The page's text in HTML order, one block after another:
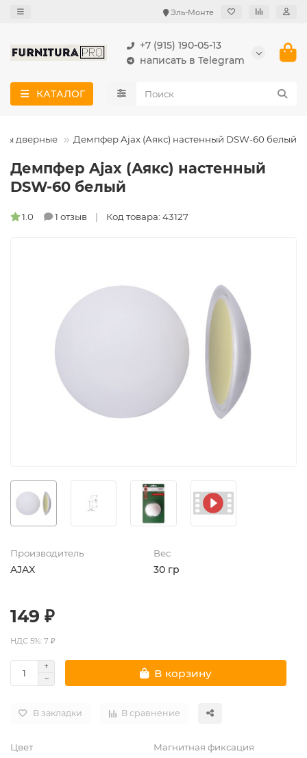
Эль-Монте
+7 (915) 190-05-13
написать в Telegram
КАТАЛОГ
дверные Демпфер Ajax (Аякс) настенный DSW-60 белый
Демпфер Ajax (Аякс) настенный
DSW-60 белый
1.0 1 отзыв Код товара: 43127
Производитель
AJAX
Вес
30 гр
149 ₽
НДС 5%: 7 ₽
В корзину
В закладки В сравнение
Цвет Магнитная фиксация